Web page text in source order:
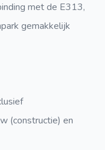
met de E313,
gemakkelijk
(constructie) en